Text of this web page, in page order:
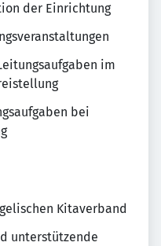
der Einrichtung
im
bei
Kitaverband
unterstützende